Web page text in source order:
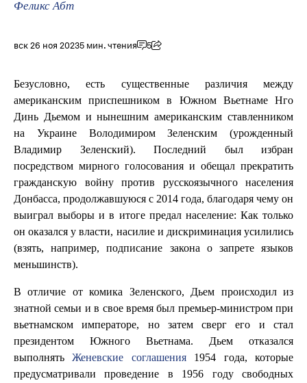
Феликс Абт
вск 26 ноя 20235 мин. чтения 5
Безусловно, есть существенные различия между
американским приспешником в Южном Вьетнаме Нго
Динь Дьемом и нынешним американским ставленником
на Украине Володимиром Зеленским (урожденный
Владимир Зеленский). Последний был избран
посредством мирного голосования и обещал прекратить
гражданскую войну против русскоязычного населения
Донбасса, продолжавшуюся с 2014 года, благодаря чему он
выиграл выборы и в итоге предал население: Как только
он оказался у власти, насилие и дискриминация усилились
(взять, например, подписание закона о запрете языков
меньшинств).
В отличие от комика Зеленского, Дьем происходил из
знатной семьи и в свое время был премьер-министром при
вьетнамском императоре, но затем сверг его и стал
президентом Южного Вьетнама. Дьем отказался
выполнятьЖеневские соглашения1954 года, которые
предусматривали проведение в 1956 году свободных